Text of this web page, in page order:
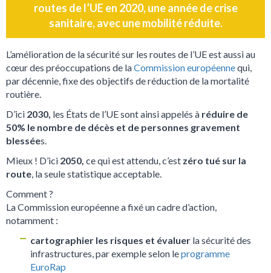
routes de l’UE en 2020, une année de crise
sanitaire, avec une mobilité réduite.
L’amélioration de la sécurité sur les routes de l’UE est aussi au
cœur des préoccupations de laCommission européennequi,
par décennie, fixe des objectifs de réduction de la mortalité
routière.
D’ici 2030, les États de l’UE sont ainsi appelés à réduire de
50% le nombre de décès et de personnes gravement
blessées.
Mieux ! D’ici 2050, ce qui est attendu, c’est zéro tué sur la
route, la seule statistique acceptable.
Comment ?
La Commission européenne a fixé un cadre d’action,
notamment :
cartographier les risques et évaluer la sécurité des
infrastructures, par exemple selon leprogramme
EuroRap